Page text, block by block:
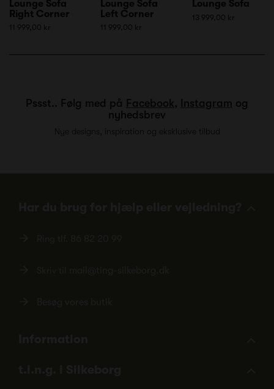
Lounge Sofa
Right Corner
11 999,00 kr
Lounge Sofa
Left Corner
11 999,00 kr
Lounge Sofa
13 999,00 kr
Pssst.. Følg med på Facebook, Instagram og
nyhedsbrev
Nye designs, inspiration og eksklusive tilbud